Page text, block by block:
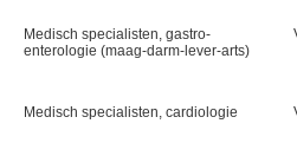
Medisch specialisten, gastro-
enterologie (maag-darm-lever-arts)
Medisch specialisten, cardiologie